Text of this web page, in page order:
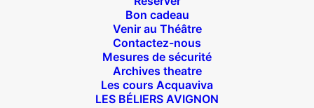
Bon cadeau
Venir au Théâtre
Contactez-nous
Mesures de sécurité
Archives theatre
Les cours Acquaviva
LES BÉLIERS AVIGNON